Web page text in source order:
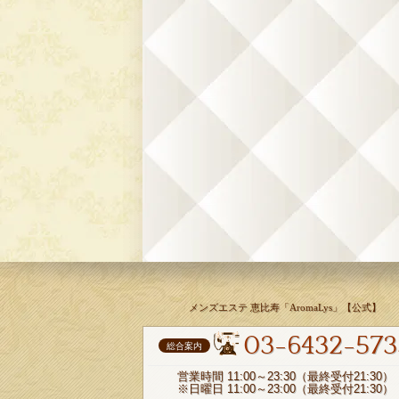
メンズエステ 恵比寿「AromaLys」【公式】
総合案内 03-6432-
営業時間 11:00～23:30（最終受付21:30）
※日曜日 11:00～23:00（最終受付21:30）